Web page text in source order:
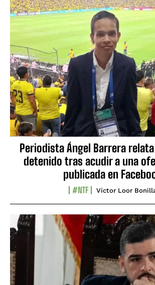
Periodista Ángel Barrera
detenido tras acudir a una
publicada en
#NTF Víctor Loor